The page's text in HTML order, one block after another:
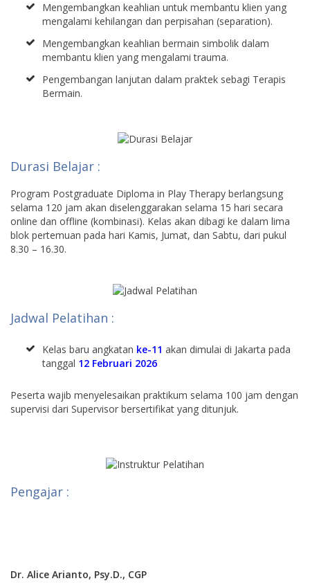
Mengembangkan keahlian untuk membantu klien yang
mengalami kehilangan dan perpisahan (separation).
Mengembangkan keahlian bermain simbolik dalam
membantu klien yang mengalami trauma.
Pengembangan lanjutan dalam praktek sebagi Terapis
Bermain.
Durasi Belajar :
Program Postgraduate Diploma in Play Therapy berlangsung
selama 120 jam akan diselenggarakan selama 15 hari secara
online dan offline (kombinasi). Kelas akan dibagi ke dalam lima
blok pertemuan pada hari Kamis, Jumat, dan Sabtu, dari pukul
8.30 – 16.30.
Jadwal Pelatihan :
Kelas baru angkatan ke-11 akan dimulai di Jakarta pada
tanggal 12 Februari 2026
Peserta wajib menyelesaikan praktikum selama 100 jam dengan
supervisi dari Supervisor bersertifikat yang ditunjuk.
Pengajar :
Dr. Alice Arianto, Psy.D., CGP